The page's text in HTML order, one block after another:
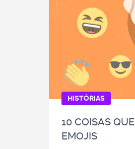
HISTÓRIAS
10 COISAS
EMOJIS